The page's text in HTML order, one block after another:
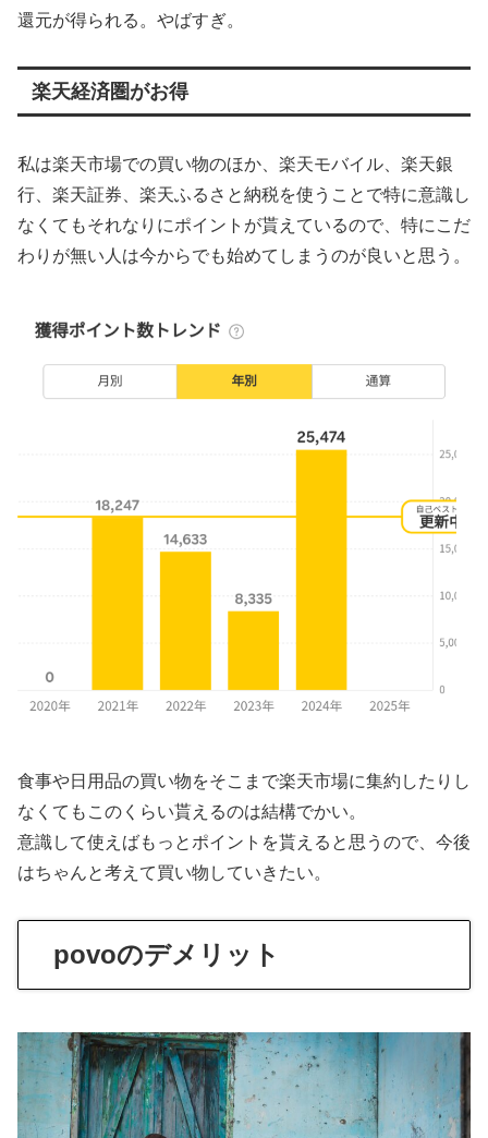
還元が得られる。やばすぎ。
楽天経済圏がお得
私は楽天市場での買い物のほか、楽天モバイル、楽天銀
行、楽天証券、楽天ふるさと納税を使うことで特に意識し
なくてもそれなりにポイントが貰えているので、特にこだ
わりが無い人は今からでも始めてしまうのが良いと思う。
食事や日用品の買い物をそこまで楽天市場に集約したりし
なくてもこのくらい貰えるのは結構でかい。
意識して使えばもっとポイントを貰えると思うので、今後
はちゃんと考えて買い物していきたい。
povoのデメリット